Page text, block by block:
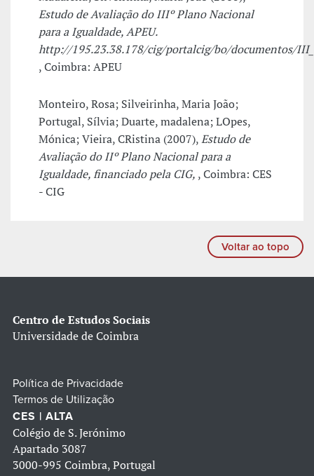
Estudo de Avaliação do IIIº Plano Nacional
para a Igualdade, APEU.
http://195.23.38.178/cig/portalcig/bo/documentos/
, Coimbra: APEU
Monteiro, Rosa; Silveirinha, Maria João;
Portugal, Sílvia; Duarte, madalena; LOpes,
Mónica; Vieira, CRistina (2007),Estudo de
Avaliação do IIº Plano Nacional para a
Igualdade, financiado pela CIG, , Coimbra: CES
- CIG
Voltar ao topo
Centro de Estudos Sociais
Universidade de Coimbra
Política de Privacidade
Termos de Utilização
CES | ALTA
Colégio de S. Jerónimo
Apartado 3087
3000-995 Coimbra, Portugal